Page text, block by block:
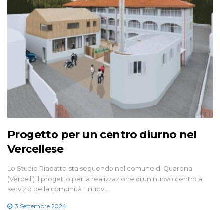
Progetto per un centro diurno nel
Vercellese
Lo Studio Riadatto sta seguendo nel comune di Quarona
(Vercelli) il progetto per la realizzazione di un nuovo centro a
servizio della comunità. I nuovi…
3 Settembre 2024